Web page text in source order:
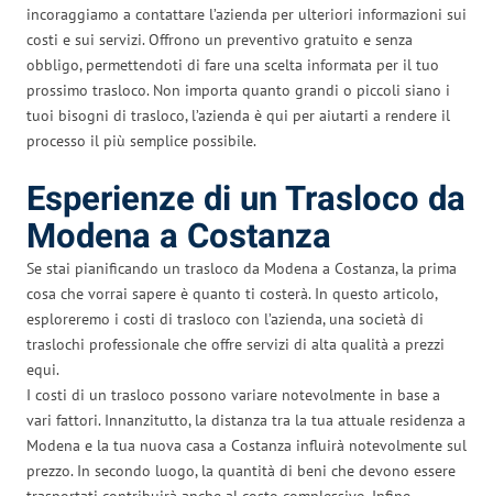
incoraggiamo a contattare l’azienda per ulteriori informazioni sui
costi e sui servizi. Offrono un preventivo gratuito e senza
obbligo, permettendoti di fare una scelta informata per il tuo
prossimo trasloco. Non importa quanto grandi o piccoli siano i
tuoi bisogni di trasloco, l’azienda è qui per aiutarti a rendere il
processo il più semplice possibile.
Esperienze di un Trasloco da
Modena a Costanza
Se stai pianificando un trasloco da Modena a Costanza, la prima
cosa che vorrai sapere è quanto ti costerà. In questo articolo,
esploreremo i costi di trasloco con l’azienda, una società di
traslochi professionale che offre servizi di alta qualità a prezzi
equi.
I costi di un trasloco possono variare notevolmente in base a
vari fattori. Innanzitutto, la distanza tra la tua attuale residenza a
Modena e la tua nuova casa a Costanza influirà notevolmente sul
prezzo. In secondo luogo, la quantità di beni che devono essere